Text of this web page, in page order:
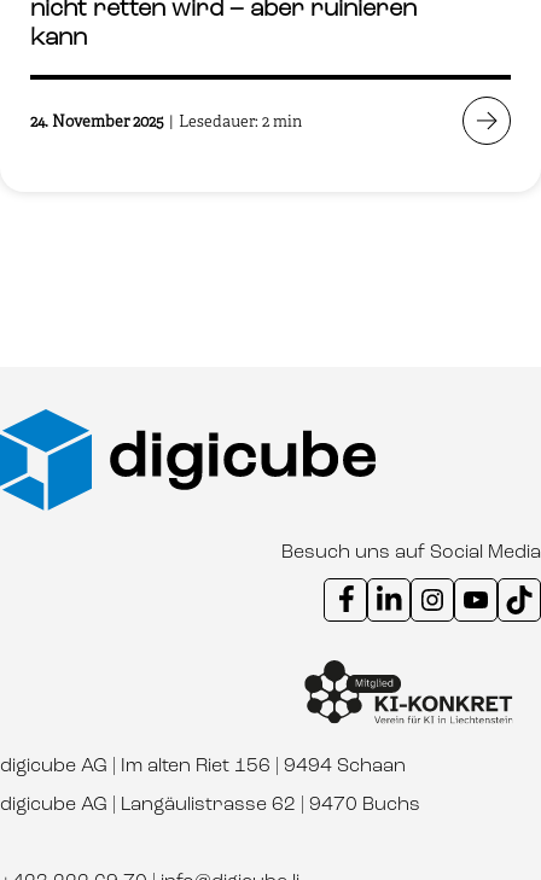
nicht retten wird – aber ruinieren
kann
24. November 2025 | Lesedauer: 2 min
Besuch uns auf Social Media
Instagram Kanal digicube
Youtube Kanal
digicube AG | Im alten Riet 156 | 9494 Schaan
digicube AG | Langäulistrasse 62 | 9470 Buchs